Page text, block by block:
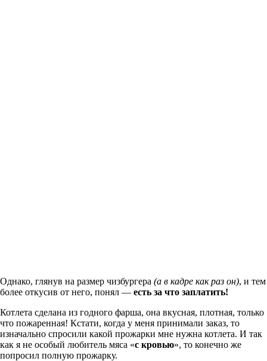
Однако, глянув на размер чизбургера (а в кадре как раз он), и тем
более откусив от него, понял — есть за что заплатить!
Котлета сделана из годного фарша, она вкусная, плотная, только
что пожаренная! Кстати, когда у меня принимали заказ, то
изначально спросили какой прожарки мне нужна котлета. И так
как я не особый любитель мяса «с кровью», то конечно же
попросил полную прожарку.